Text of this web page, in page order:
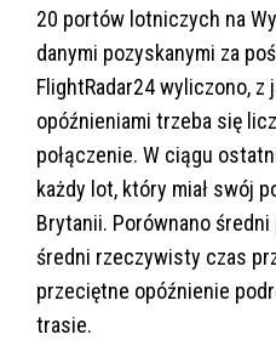
20 portów lotniczych na
danymi pozyskanymi za
FlightRadar24 wyliczono, z
opóźnieniami trzeba się
połączenie. W ciągu
każdy lot, który miał swój
Brytanii. Porównano
średni rzeczywisty czas
przeciętne opóźnienie
trasie.